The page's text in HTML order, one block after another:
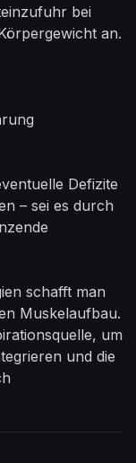
bei
an.
Defizite
– sei es durch
schafft man
Muskelaufbau.
um
und die